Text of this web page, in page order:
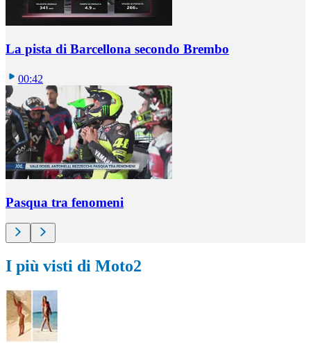
La pista di Barcellona secondo Brembo
00:42
Pasqua tra fenomeni
I più visti di Moto2